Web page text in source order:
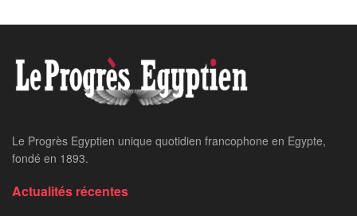
Le Progrès Egyptien unique quotidien francophone en Egypte,
fondé en 1893.
Actualités récentes